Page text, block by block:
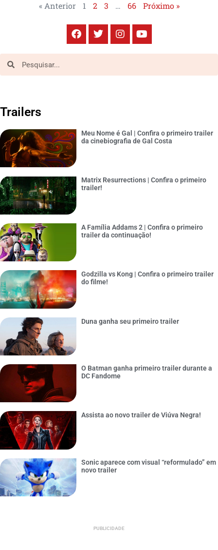
« Anterior 1 2 3 … 66 Próximo »
Trailers
Meu Nome é Gal | Confira o primeiro trailer
da cinebiografia de Gal Costa
Matrix Resurrections | Confira o primeiro
trailer!
A Família Addams 2 | Confira o primeiro
trailer da continuação!
Godzilla vs Kong | Confira o primeiro trailer
do filme!
Duna ganha seu primeiro trailer
O Batman ganha primeiro trailer durante a
DC Fandome
Assista ao novo trailer de Viúva Negra!
Sonic aparece com visual “reformulado” em
novo trailer
PUBLICIDADE